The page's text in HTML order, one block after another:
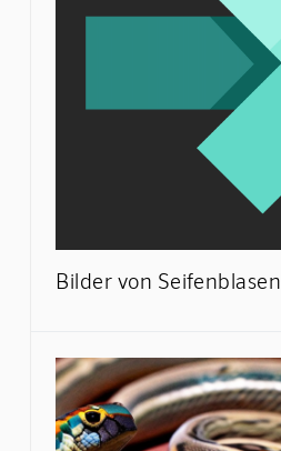
Bilder von Seifenblasen